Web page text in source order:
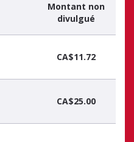
Montant non
divulgué
CA$11.72
CA$25.00